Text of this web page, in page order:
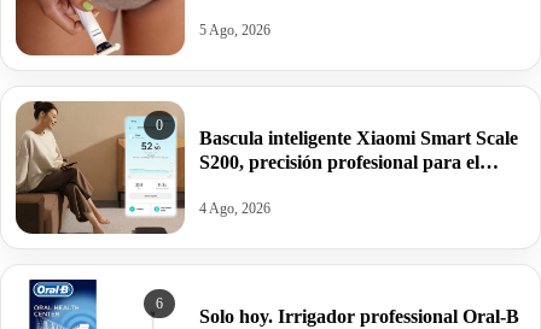
5 Ago, 2026
0
Bascula inteligente Xiaomi Smart Scale
S200, precisión profesional para el
4 Ago, 2026
6
Solo hoy. Irrigador professional Oral-B